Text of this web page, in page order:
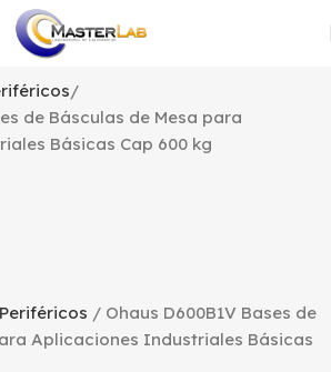
de Básculas de Mesa para
Básicas Cap 600 kg
Periféricos
Ohaus D600B1V Bases de
Aplicaciones Industriales Básicas